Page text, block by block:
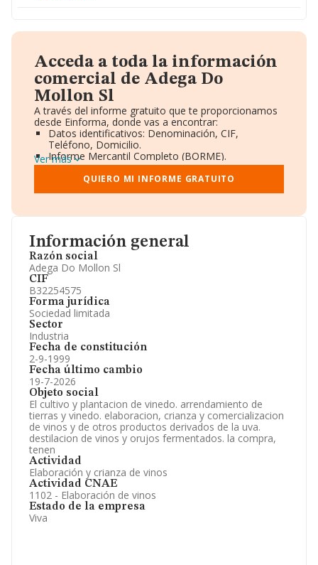
Información general
Razón social
Adega Do Mollon Sl
CIF
B32254575
Forma jurídica
Sociedad limitada
Sector
Industria
Fecha de constitución
2-9-1999
Fecha último cambio
19-7-2026
Objeto social
El cultivo y plantacion de vinedo. arrendamiento de
tierras y vinedo. elaboracion, crianza y comercializacion
de vinos y de otros productos derivados de la uva.
destilacion de vinos y orujos fermentados. la compra,
tenen
Actividad
Elaboración y crianza de vinos
Actividad CNAE
1102 - Elaboración de vinos
Estado de la empresa
Viva
Acceda a toda la información
comercial de Adega Do
Mollon Sl
A través del informe gratuito que te proporcionamos
desde Einforma, donde vas a encontrar:
Datos identificativos: Denominación, CIF,
Teléfono, Domicilio.
Informe Mercantil Completo (BORME).
Gráficos de Evolución Ventas y Empleados.
Consejo de Administración y Administradores.
Directivos y Ejecutivos.
Información oficial y registral complementaria.
Ver más
QUIERO MI INFORME GRATUITO